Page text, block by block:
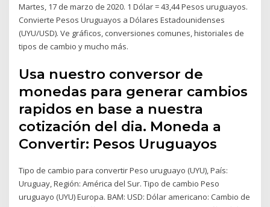
Martes, 17 de marzo de 2020. 1 Dólar = 43,44 Pesos uruguayos.
Convierte Pesos Uruguayos a Dólares Estadounidenses
(UYU/USD). Ve gráficos, conversiones comunes, historiales de
tipos de cambio y mucho más.
Usa nuestro conversor de
monedas para generar cambios
rapidos en base a nuestra
cotización del dia. Moneda a
Convertir: Pesos Uruguayos
Tipo de cambio para convertir Peso uruguayo (UYU), País:
Uruguay, Región: América del Sur. Tipo de cambio Peso
uruguayo (UYU) Europa. BAM: USD: Dólar americano: Cambio de